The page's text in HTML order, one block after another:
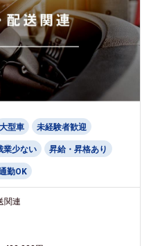
大型車 未経験者歓迎
業少ない 昇給・昇格あり
勤OK
関連